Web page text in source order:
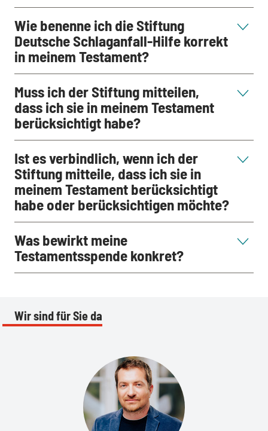
Wie benenne ich die Stiftung
Deutsche Schlaganfall-Hilfe korrekt
in meinem Testament?
Muss ich der Stiftung mitteilen,
dass ich sie in meinem Testament
berücksichtigt habe?
Ist es verbindlich, wenn ich der
Stiftung mitteile, dass ich sie in
meinem Testament berücksichtigt
habe oder berücksichtigen möchte?
Was bewirkt meine
Testamentsspende konkret?
Wir sind für Sie da